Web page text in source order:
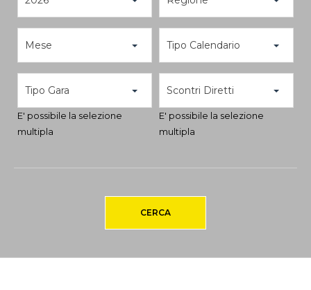
Mese Tipo Calendario
Tipo Gara
E' possibile la selezione
multipla
Scontri Diretti
E' possibile la selezione
multipla
CERCA